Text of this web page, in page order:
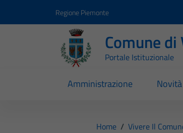
Regione Piemonte
Comune
Portale Istituzionale
Amministrazione Novità
Home / Vivere Il